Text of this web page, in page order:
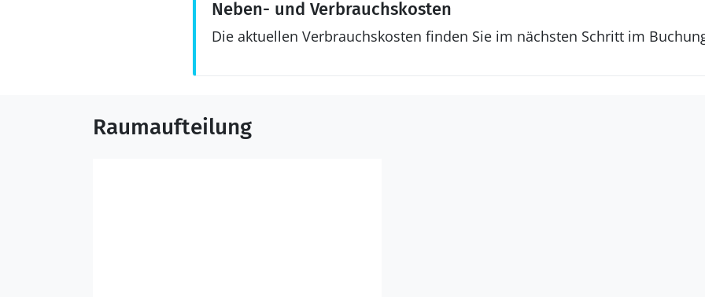
Neben- und Verbrauchskosten
Die aktuellen Verbrauchskosten finden Sie im nächsten Schritt im
Raumaufteilung